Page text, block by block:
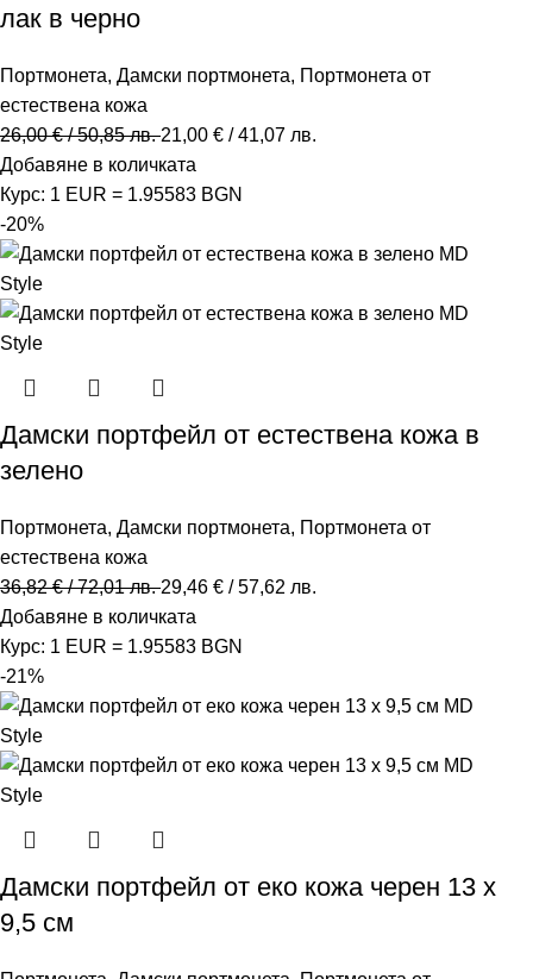
лак в черно
Портмонета,Дамски портмонета, Портмонета от
естествена кожа
26,00€/ 50,85 лв.21,00€ / 41,07 лв.
Добавяне в количката
Курс: 1 EUR = 1.95583 BGN
-20%
Дамски портфейл от естествена кожа в
зелено
Портмонета,Дамски портмонета, Портмонета от
естествена кожа
36,82€/ 72,01 лв.29,46€ / 57,62 лв.
Добавяне в количката
Курс: 1 EUR = 1.95583 BGN
-21%
Дамски портфейл от еко кожа черен 13 x
9,5 см